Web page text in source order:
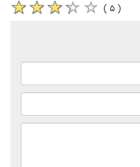
( ۵ )